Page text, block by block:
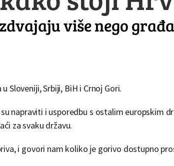
više nego
Sloveniji, Srbiji, BiH i Crnoj Gori.
napraviti i usporedbu s ostalim europskim
za svaku državu.
i govori nam koliko je gorivo dostupno